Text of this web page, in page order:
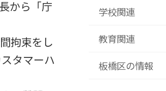
から「庁
拘束をし
タマーハ
学校関連
教育関連
板橋区の情報